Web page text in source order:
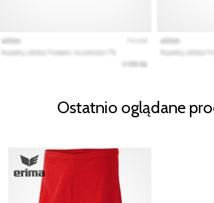
Ostatnio oglądane